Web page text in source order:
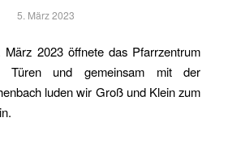
5. März 2023
2023 öffnete das Pfarrzentrum
Türen und gemeinsam mit der
luden wir Groß und Klein zum